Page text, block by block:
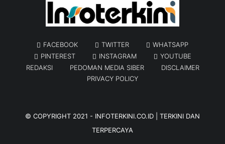
FACEBOOK TWITTER
WHATSAPP
PINTEREST
INSTAGRAM
YOUTUBE
REDAKSI
PEDOMAN MEDIA SIBER
DISCLAIMER
PRIVACY POLICY
© COPYRIGHT 2021 - INFOTERKINI.CO.ID | TERKINI DAN
TERPERCAYA